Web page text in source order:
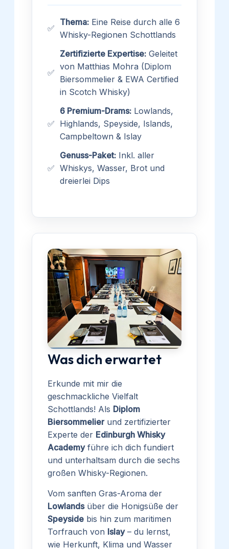
✅
Thema: Eine Reise durch alle 6
Whisky-Regionen Schottlands
✅
Zertifizierte Expertise: Geleitet
von Matthias Mohra (Diplom
Biersommelier & EWA Certified
in Scotch Whisky)
✅
6 Premium-Drams: Lowlands,
Highlands, Speyside, Islands,
Campbeltown & Islay
✅
Genuss-Paket: Inkl. aller
Whiskys, Wasser, Brot und
dreierlei Dips
Was dich erwartet
Erkunde mit mir die
geschmackliche Vielfalt
Schottlands! Als Diplom
Biersommelierund zertifizierter
Experte der Edinburgh Whisky
Academyführe ich dich fundiert
und unterhaltsam durch die sechs
großen Whisky-Regionen.
Vom sanften Gras-Aroma der
Lowlandsüber die Honigsüße der
Speyside bis hin zum maritimen
Torfrauch von Islay– du lernst,
wie Herkunft, Klima und Wasser